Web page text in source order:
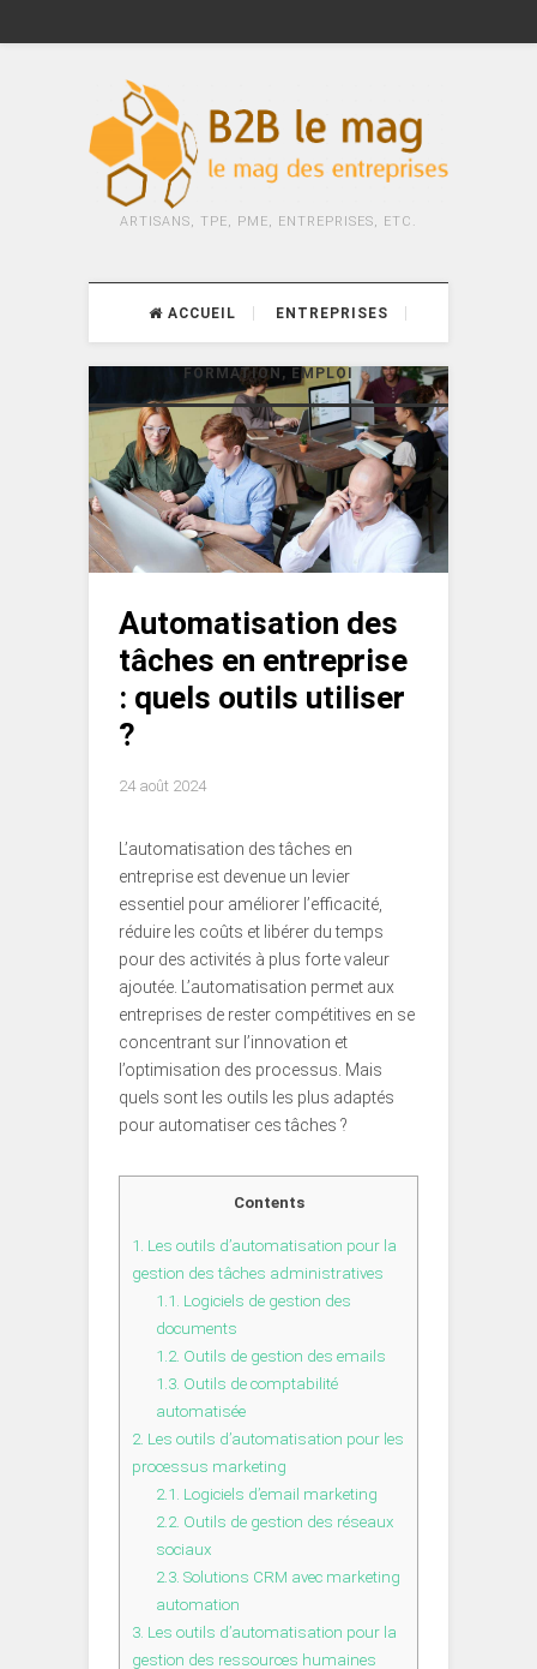
ARTISANS, TPE, PME, ENTREPRISES, ETC.
ACCUEIL ENTREPRISES
FORMATION, EMPLOI
Automatisation des
tâches en entreprise
: quels outils utiliser
?
24 août 2024
L’automatisation des tâches en
entreprise est devenue un levier
essentiel pour améliorer l’efficacité,
réduire les coûts et libérer du temps
pour des activités à plus forte valeur
ajoutée. L’automatisation permet aux
entreprises de rester compétitives en se
concentrant sur l’innovation et
l’optimisation des processus. Mais
quels sont les outils les plus adaptés
pour automatiser ces tâches ?
Contents
1. Les outils d’automatisation pour la
gestion des tâches administratives
1.1. Logiciels de gestion des
documents
1.2. Outils de gestion des emails
1.3. Outils de comptabilité
automatisée
2. Les outils d’automatisation pour les
processus marketing
2.1. Logiciels d’email marketing
2.2. Outils de gestion des réseaux
sociaux
2.3. Solutions CRM avec marketing
automation
3. Les outils d’automatisation pour la
gestion des ressources humaines